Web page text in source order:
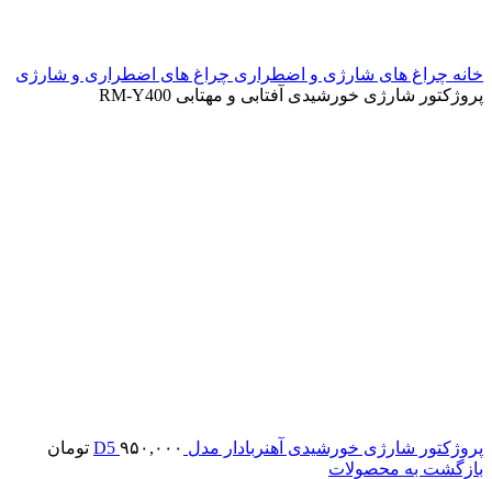
خانه چراغ های شارژی و اضطراری چراغ های اضطراری و شارژی
پروژکتور شارژی خورشیدی آفتابی و مهتابی RM-Y400
پروژکتور شارژی خورشیدی آهنربادار مدل D5 ۹۵۰,۰۰۰
تومان
بازگشت به محصولات